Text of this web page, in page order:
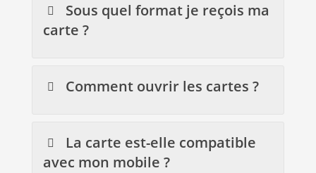
Sous quel format je reçois ma
carte ?
Comment ouvrir les cartes ?
La carte est-elle compatible
avec mon mobile ?